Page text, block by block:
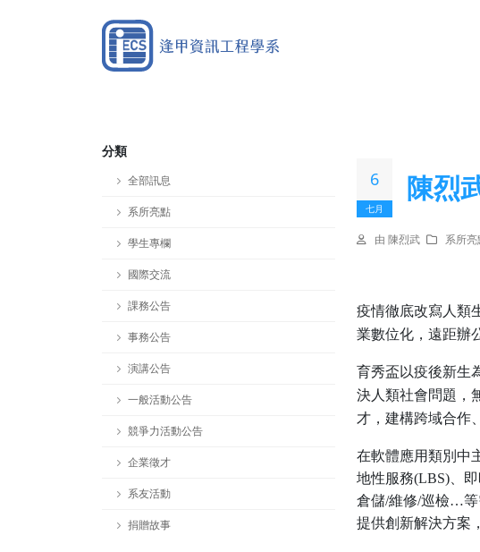
分類
全部訊息
系所亮點
學生專欄
國際交流
課務公告
事務公告
演講公告
一般活動公告
競爭力活動公告
企業徵才
系友活動
捐贈故事
6
七月
陳烈
由 陳烈武 系所亮
疫情徹底改寫人類
業數位化，遠距辦
育秀盃以疫後新生
決人類社會問題，
才，建構跨域合作
在軟體應用類別中
地性服務(LBS)、
倉儲/維修/巡檢…等
提供創新解決方案